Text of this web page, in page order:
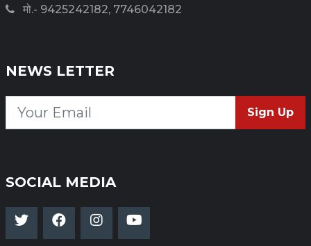
मो.- 9425242182, 7746042182
NEWS LETTER
Sign Up
SOCIAL MEDIA